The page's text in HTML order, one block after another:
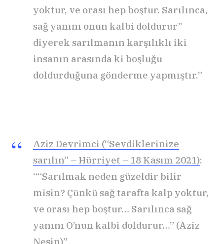
yoktur, ve orası hep boştur. Sarılınca,
sağ yanını onun kalbi doldurur’’
diyerek sarılmanın karşılıklı iki
insanın arasında ki boşluğu
doldurduğuna gönderme yapmıştır.”
Aziz Devrimci (“Sevdiklerinize
sarılın” – Hürriyet – 18 Kasım 2021):
““Sarılmak neden güzeldir bilir
misin? Çünkü sağ tarafta kalp yoktur,
ve orası hep boştur… Sarılınca sağ
yanını O’nun kalbi doldurur…” (Aziz
Nesin)”